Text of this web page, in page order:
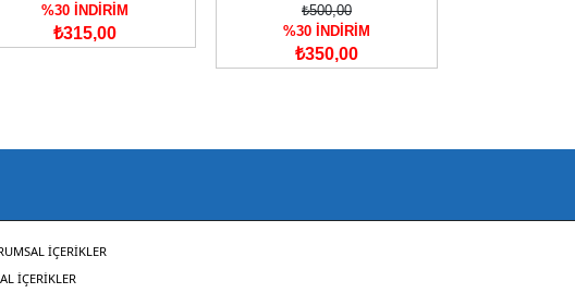
%30 İNDİRİM
₺315,00
₺500,00
%30 İNDİRİM
₺350,00
İÇERİKLER
İÇERİKLER